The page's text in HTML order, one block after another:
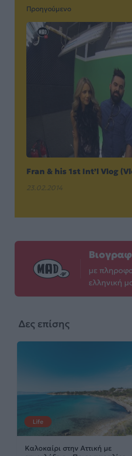
Προηγούμενο
Fran & his 1st Int’l Vlog
23.02.2014
με
ελληνική
Δες επίσης
Life
Καλοκαίρι στην Αττική με